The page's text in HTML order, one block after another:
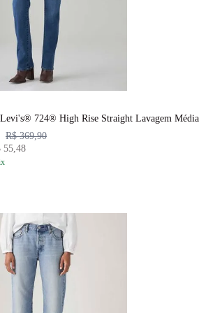
Levi's® 724® High Rise Straight Lavagem Média
R$ 369,90
55,48